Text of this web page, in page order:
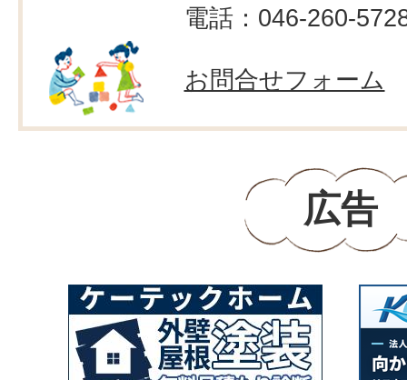
電話：046-260-
お問合せフォーム
広告